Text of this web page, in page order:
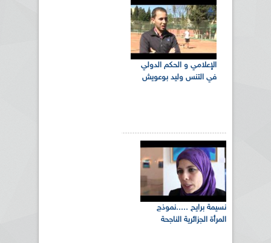
الإعلامي و الحكم الدولي
في التنس وليد بوعويش
نسيمة برايح .....نموذج
المرأة الجزائرية الناجحة